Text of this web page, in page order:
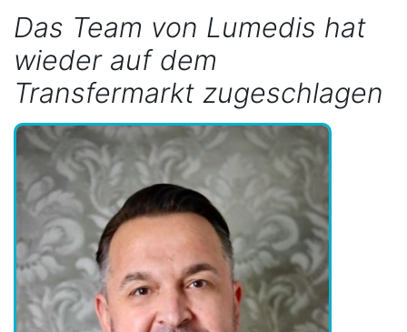
Das Team von Lumedis hat
wieder auf dem
Transfermarkt zugeschlagen